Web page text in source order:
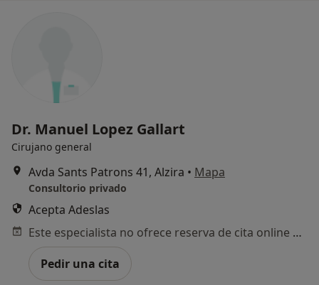
Dr. Manuel Lopez Gallart
Cirujano general
Avda Sants Patrons 41, Alzira • Mapa
Consultorio privado
Acepta Adeslas
Este especialista no ofrece reserva de cita online en esta dirección.
Pedir una cita